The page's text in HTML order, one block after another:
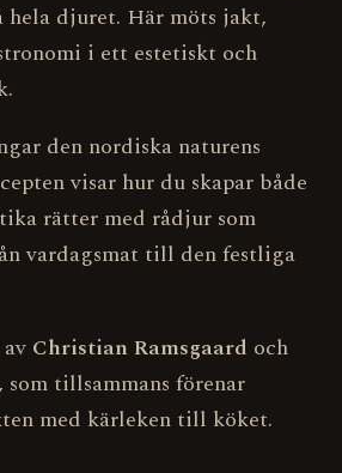
djuret. Här möts jakt,
i ett estetiskt och
den nordiska naturens
visar hur du skapar både
rätter med rådjur som
vardagsmat till den festliga
Christian Ramsgaard och
, som tillsammans förenar
med kärleken till köket.